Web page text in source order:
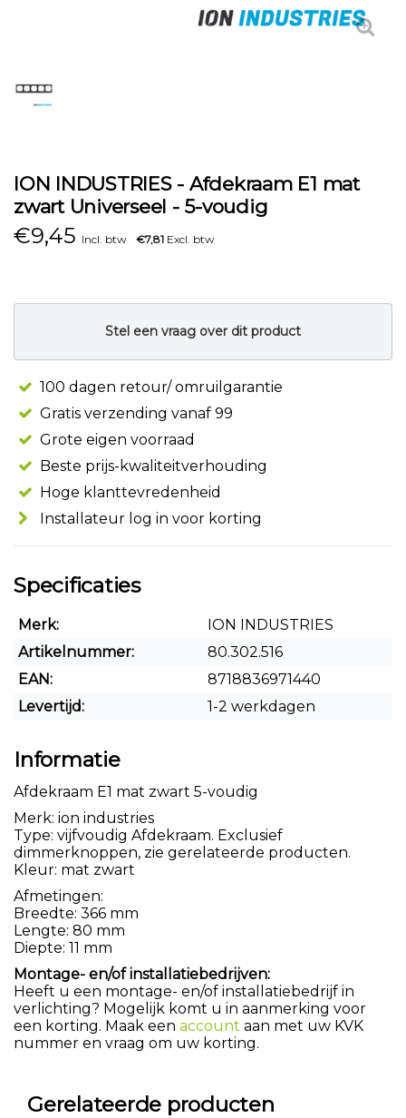
ION INDUSTRIES - Afdekraam E1 mat
zwart Universeel - 5-voudig
€9,45 Incl. btw €7,81 Excl. btw
Stel een vraag over dit product
100 dagen retour/ omruilgarantie
Gratis verzending vanaf 99
Grote eigen voorraad
Beste prijs-kwaliteitverhouding
Hoge klanttevredenheid
Installateur log in voor korting
Specificaties
Merk:
ION INDUSTRIES
Artikelnummer:
80.302.516
EAN:
8718836971440
Levertijd:
1-2 werkdagen
Informatie
Afdekraam E1 mat zwart 5-voudig
Merk: ion industries
Type: vijfvoudig Afdekraam. Exclusief
dimmerknoppen, zie gerelateerde producten.
Kleur: mat zwart
Afmetingen:
Breedte: 366 mm
Lengte: 80 mm
Diepte: 11 mm
Montage- en/of installatiebedrijven:
Heeft u een montage- en/of installatiebedrijf in
verlichting? Mogelijk komt u in aanmerking voor
een korting. Maak een account aan met uw KVK
nummer en vraag om uw korting.
Gerelateerde producten